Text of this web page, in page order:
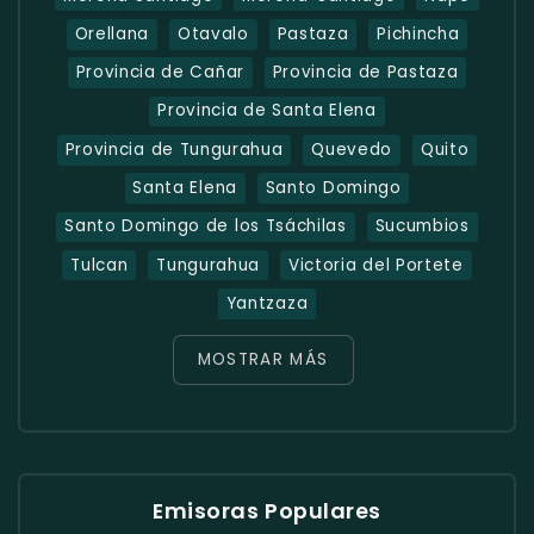
Orellana
Otavalo Pastaza
Pichincha
Provincia de Cañar
Provincia de Pastaza
Provincia de Santa Elena
Provincia de Tungurahua
Quevedo
Quito
Santa Elena
Santo Domingo
Santo Domingo de los Tsáchilas
Sucumbios
Tulcan
Tungurahua
Victoria del Portete
Yantzaza
MOSTRAR MÁS
Emisoras Populares